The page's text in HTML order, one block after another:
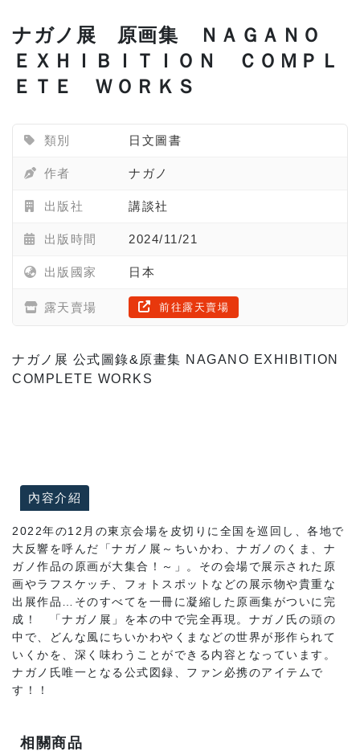
ナガノ展 原画集 ＮＡＧＡＮＯ
ＥＸＨＩＢＩＴＩＯＮ ＣＯＭＰＬ
ＥＴＥ ＷＯＲＫＳ
類別 日文圖書
作者 ナガノ
出版社 講談社
出版時間 2024/11/21
出版國家 日本
露天賣場 前往露天賣場
ナガノ展 公式圖錄&原畫集 NAGANO EXHIBITION
COMPLETE WORKS
內容介紹
2022年の12月の東京会場を皮切りに全国を巡回し、各地で
大反響を呼んだ「ナガノ展～ちいかわ、ナガノのくま、ナ
ガノ作品の原画が大集合！～」。その会場で展示された原
画やラフスケッチ、フォトスポットなどの展示物や貴重な
出展作品…そのすべてを一冊に凝縮した原画集がついに完
成！ 「ナガノ展」を本の中で完全再現。ナガノ氏の頭の
中で、どんな風にちいかわやくまなどの世界が形作られて
いくかを、深く味わうことができる内容となっています。
ナガノ氏唯一となる公式図録、ファン必携のアイテムで
す！！
相關商品